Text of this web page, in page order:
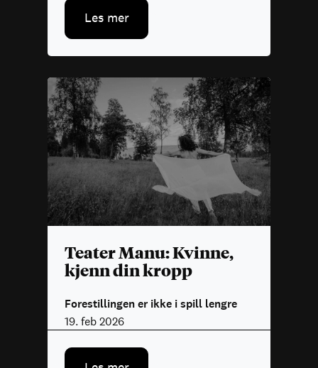
Les mer
Teater Manu: Kvinne,
kjenn din kropp
Forestillingen er ikke i spill lengre
19. feb 2026